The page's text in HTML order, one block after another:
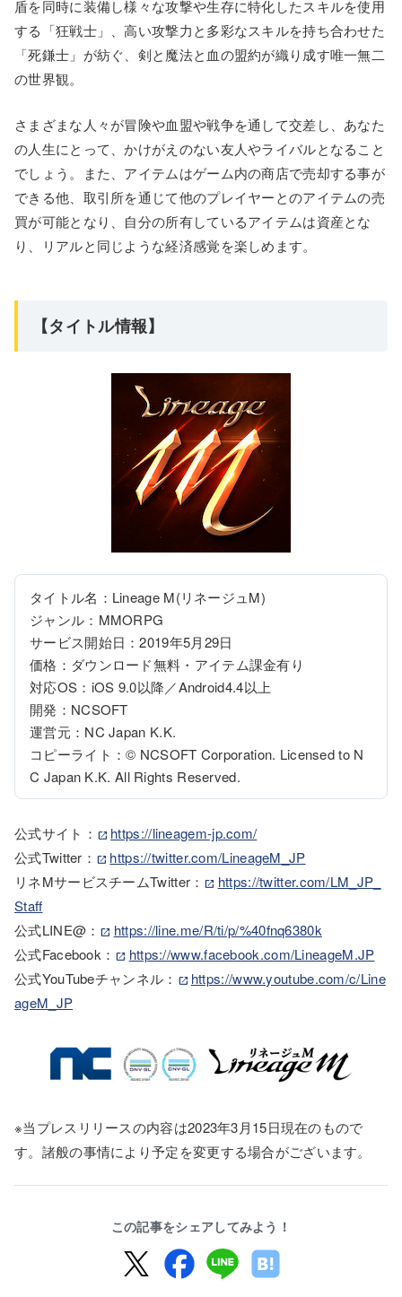
盾を同時に装備し様々な攻撃や生存に特化したスキルを使用
する「狂戦士」、高い攻撃力と多彩なスキルを持ち合わせた
「死鎌士」が紡ぐ、剣と魔法と血の盟約が織り成す唯一無二
の世界観。
さまざまな人々が冒険や血盟や戦争を通して交差し、あなた
の人生にとって、かけがえのない友人やライバルとなること
でしょう。また、アイテムはゲーム内の商店で売却する事が
できる他、取引所を通じて他のプレイヤーとのアイテムの売
買が可能となり、自分の所有しているアイテムは資産とな
り、リアルと同じような経済感覚を楽しめます。
【タイトル情報】
タイトル名：Lineage M(リネージュM)
ジャンル：MMORPG
サービス開始日：2019年5月29日
価格：ダウンロード無料・アイテム課金有り
対応OS：iOS 9.0以降／Android4.4以上
開発：NCSOFT
運営元：NC Japan K.K.
コピーライト：© NCSOFT Corporation. Licensed to N
C Japan K.K. All Rights Reserved.
公式サイト：
https://lineagem-jp.com/
公式Twitter：
https://twitter.com/LineageM_JP
リネMサービスチームTwitter：
https://twitter.com/LM_JP_
Staff
公式LINE@：
https://line.me/R/ti/p/%40fnq6380k
公式Facebook：
https://www.facebook.com/LineageM.JP
公式YouTubeチャンネル：
https://www.youtube.com/c/Line
ageM_JP
※当プレスリリースの内容は2023年3月15日現在のもので
す。諸般の事情により予定を変更する場合がございます。
この記事をシェアしてみよう！